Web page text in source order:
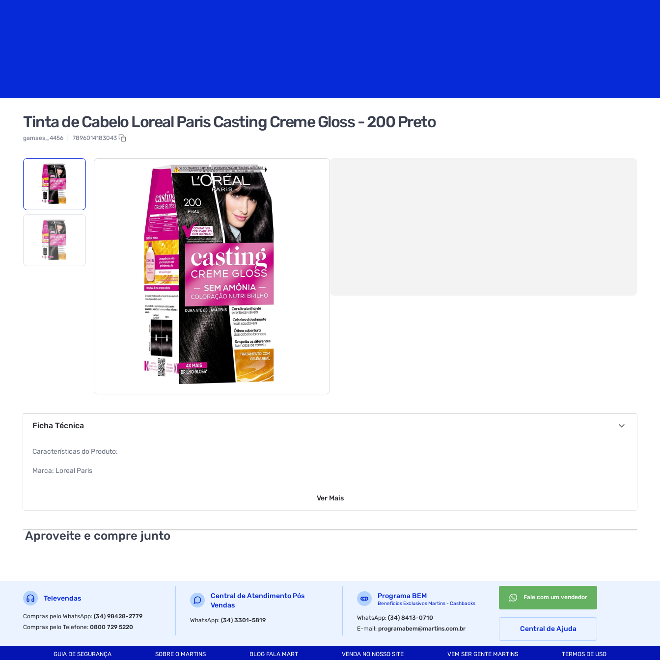
Tinta de Cabelo Loreal Paris Casting Creme Gloss - 200 Preto
gamaes_4456 7896014183043
Ficha Técnica
Características do Produto:
Marca: Loreal Paris
Tipo: Creme Gloss
Coloração Sem Amônia Que Proporciona Cor Intensa e 4X Mais Brilho;
Compatível com Cabelos Quimicamente Tratados;
Ver Mais
Aproveite e compre junto
Televendas
Compras pelo WhatsApp:(34) 98428-2779
Compras pelo Telefone:0800 729 5220
Central de Atendimento Pós
Vendas
WhatsApp:(34) 3301-5819
Programa BEM
Benefícios Exclusivos Martins - Cashbacks
WhatsApp:(34) 8413-0710
E-mail:programabem@martins.com.br
Fale com um vendedor
Central de Ajuda
GUIA DE SEGURANÇA SOBRE O MARTINS BLOG FALA MART VENDA NO NOSSO SITE VEM SER GENTE MARTINS TERMOS DE USO